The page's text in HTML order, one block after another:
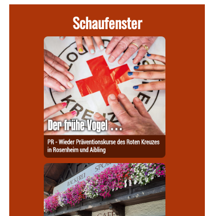
Schaufenster